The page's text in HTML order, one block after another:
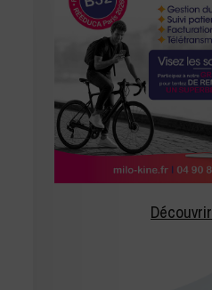
Découvrir